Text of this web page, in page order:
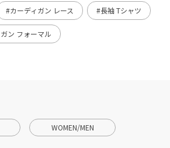
#カーディガン レース #長袖 Tシャツ
ン フォーマル
WOMEN/MEN